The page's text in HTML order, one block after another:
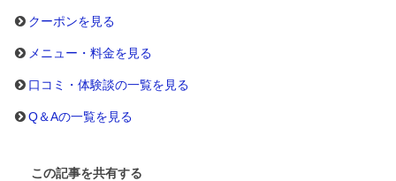
クーポンを見る
メニュー・料金を見る
口コミ・体験談の一覧を見る
Q＆Aの一覧を見る
この記事を共有する